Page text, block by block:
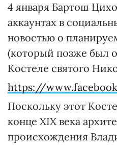
4 января Бартош
аккаунтах в
новостью о
(который позже был
Костеле святого
https://
Поскольку этот
конце ХІХ века
происхождения